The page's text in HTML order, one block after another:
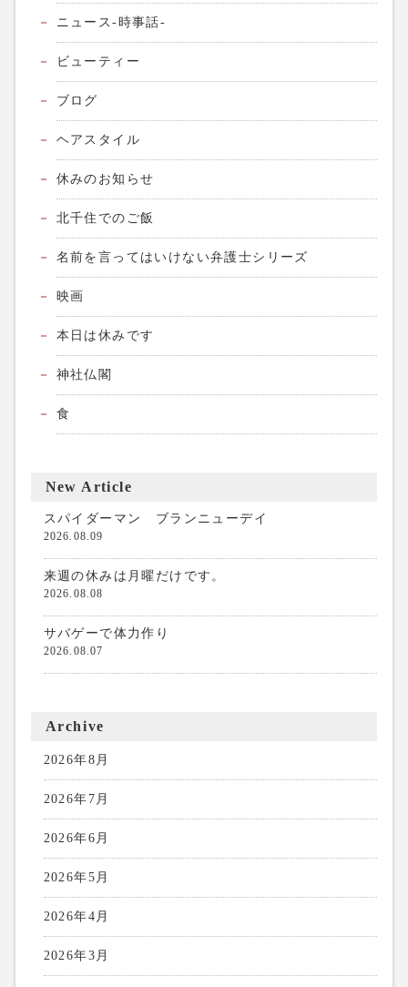
ニュース-時事話-
ビューティー
ブログ
ヘアスタイル
休みのお知らせ
北千住でのご飯
名前を言ってはいけない弁護士シリーズ
映画
本日は休みです
神社仏閣
食
New Article
スパイダーマン ブランニューデイ
2026.08.09
来週の休みは月曜だけです。
2026.08.08
サバゲーで体力作り
2026.08.07
Archive
2026年8月
2026年7月
2026年6月
2026年5月
2026年4月
2026年3月